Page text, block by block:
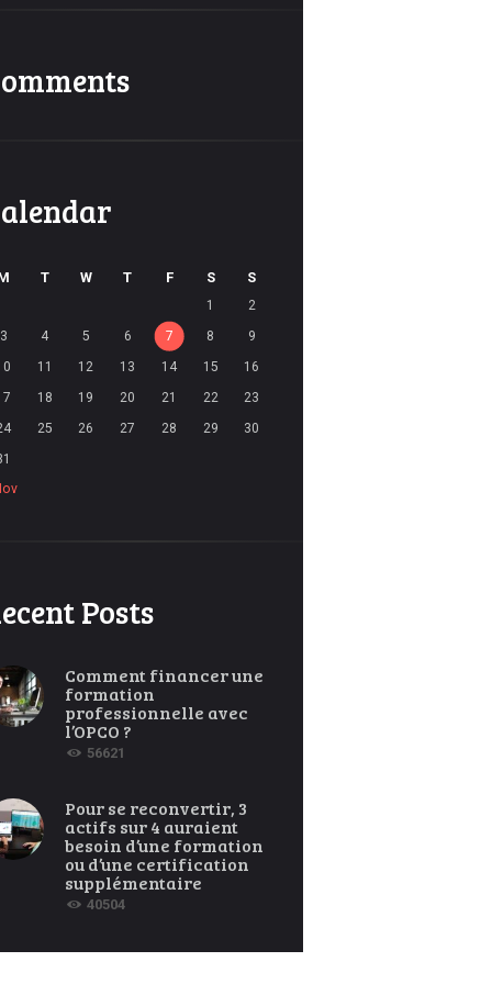
T W T F S S
1
2
3
4 5 6 7 8
9
11 12 13 14 15
16
18 19 20 21 22
23
25 26 27 28 29
30
Posts
Comment financer une
formation
professionnelle avec
l’OPCO ?
56621
Pour se reconvertir, 3
actifs sur 4 auraient
besoin d’une formation
ou d’une certification
supplémentaire
40504